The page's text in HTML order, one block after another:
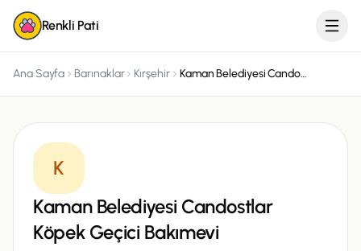
Renkli Pati
Ana Sayfa Barınaklar Kırşehir Kaman Belediyesi Candostlar Köpek Geçici Bakımevi
K
Kaman Belediyesi Candostlar
Köpek Geçici Bakımevi